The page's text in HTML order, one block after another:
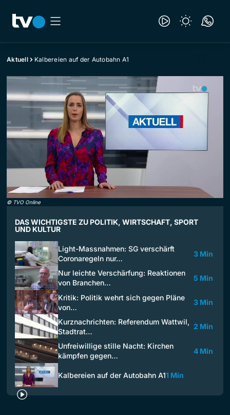
Aktuell Kalbereien auf der Autobahn A1
© TVO Online
DAS WICHTIGSTE ZU POLITIK, WIRTSCHAFT, SPORT
UND KULTUR
Light-Massnahmen: SG verschärft
Coronaregeln nur…
3 Min
Nur leichte Verschärfung: Reaktionen
von Branchen…
5 Min
Kritik: Politik wehrt sich gegen Pläne
von…
3 Min
Kurznachrichten: Referendum Wattwil,
Stadtrat…
2 Min
Unfreiwillige stille Nacht: Kirchen
kämpfen gegen…
4 Min
Kalbereien auf der Autobahn A11 Min